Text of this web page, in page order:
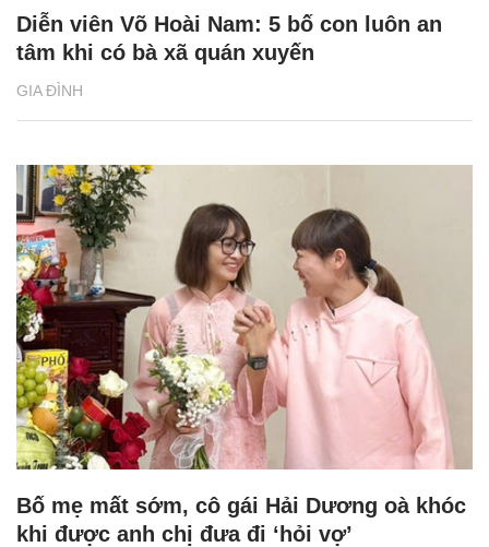
GIA ĐÌNH
Diễn viên Võ Hoài Nam: 5 bố con luôn an
tâm khi có bà xã quán xuyến
Bố mẹ mất sớm, cô gái Hải Dương oà khóc
khi được anh chị đưa đi ‘hỏi vợ’